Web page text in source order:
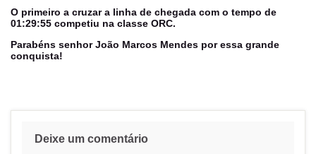
O primeiro a cruzar a linha de chegada com o tempo de
01:29:55 competiu na classe ORC.
Parabéns senhor João Marcos Mendes por essa grande
conquista!
Deixe um comentário